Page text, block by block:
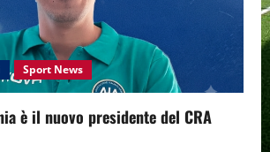
Sport News
è il nuovo presidente del CRA